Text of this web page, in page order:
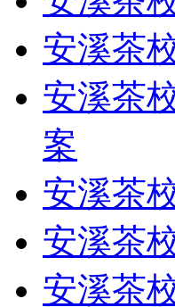
安溪茶
安溪茶
案
安溪茶
安溪茶
安溪茶